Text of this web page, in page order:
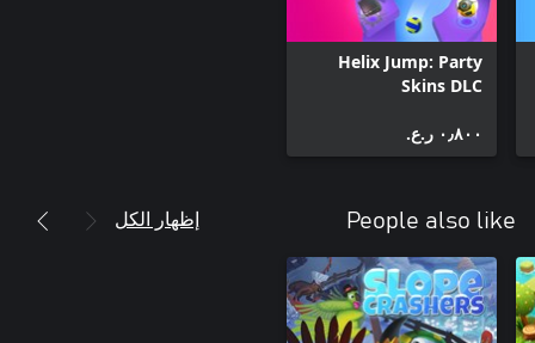
Helix Jump: Party
Skins DLC
٠٫٨٠٠ ر.ع.‏
People also like إظهار الكل